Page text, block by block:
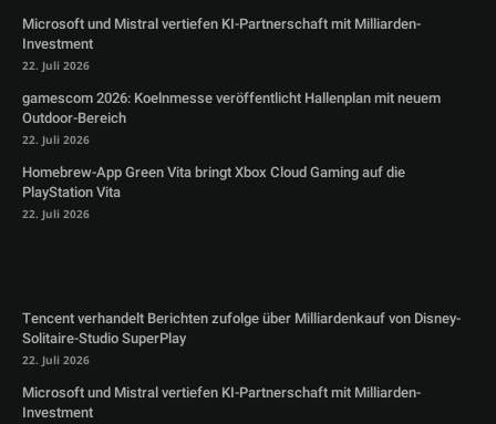
Microsoft und Mistral vertiefen KI-Partnerschaft mit Milliarden-
Investment
22. Juli 2026
gamescom 2026: Koelnmesse veröffentlicht Hallenplan mit neuem
Outdoor-Bereich
22. Juli 2026
Homebrew-App Green Vita bringt Xbox Cloud Gaming auf die
PlayStation Vita
22. Juli 2026
Tencent verhandelt Berichten zufolge über Milliardenkauf von Disney-
Solitaire-Studio SuperPlay
22. Juli 2026
Microsoft und Mistral vertiefen KI-Partnerschaft mit Milliarden-
Investment